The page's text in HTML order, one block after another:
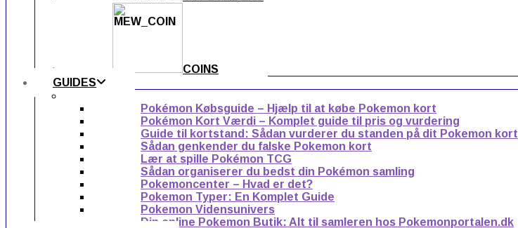
COINS
GUIDES
Pokémon Købsguide – Hjælp til at købe Pokemon kort
Pokémon Kort Værdi – Komplet guide til pris og vurdering
Guide til kortstand: Sådan vurderer du standen på dit Pokemon kort
Sådan genkender du falske Pokemon kort
Lær at spille Pokémon TCG
Sådan organiserer du bedst din Pokémon samling
Pokemoncenter – Hvad er det?
Pokemon Typer: En Komplet Guide
Pokemon Vidensunivers
Din online Pokemon Butik: Alt til samleren hos Pokemonportalen.dk